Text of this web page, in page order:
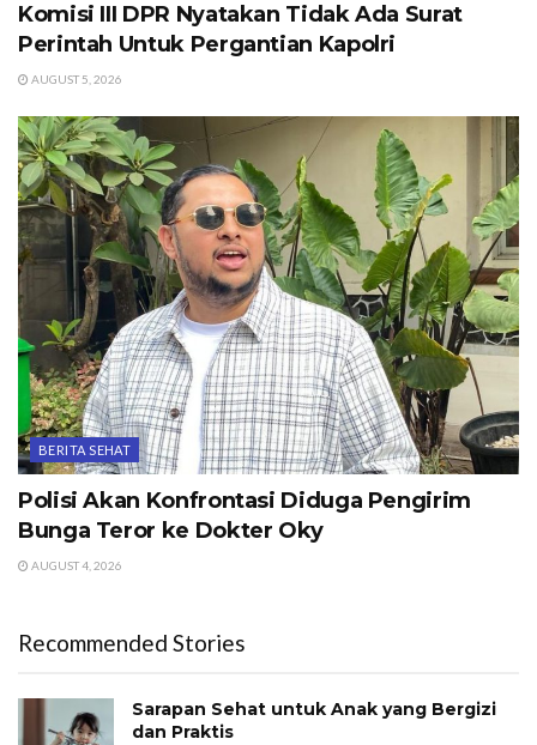
Komisi III DPR Nyatakan Tidak Ada Surat
Perintah Untuk Pergantian Kapolri
AUGUST 5, 2026
BERITA SEHAT
Polisi Akan Konfrontasi Diduga Pengirim
Bunga Teror ke Dokter Oky
AUGUST 4, 2026
Recommended Stories
Sarapan Sehat untuk Anak yang Bergizi
dan Praktis